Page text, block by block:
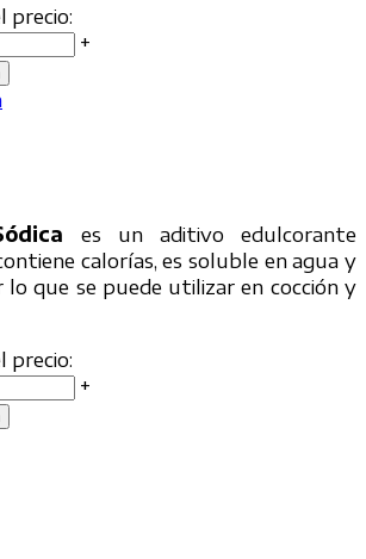
precio:
+
es un aditivo edulcorante
calorías, es soluble en agua y
que se puede utilizar en cocción y
precio:
+